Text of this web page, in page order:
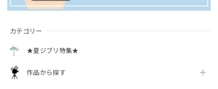
カテゴリー
★夏ジブリ特集★
作品から探す